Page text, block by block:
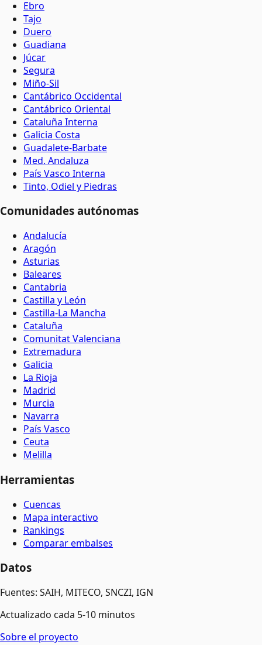
Ebro
Tajo
Duero
Guadiana
Júcar
Segura
Miño-Sil
Cantábrico Occidental
Cantábrico Oriental
Cataluña Interna
Galicia Costa
Guadalete-Barbate
Med. Andaluza
País Vasco Interna
Tinto, Odiel y Piedras
Comunidades autónomas
Andalucía
Aragón
Asturias
Baleares
Cantabria
Castilla y León
Castilla-La Mancha
Cataluña
Comunitat Valenciana
Extremadura
Galicia
La Rioja
Madrid
Murcia
Navarra
País Vasco
Ceuta
Melilla
Herramientas
Cuencas
Mapa interactivo
Rankings
Comparar embalses
Datos
Fuentes: SAIH, MITECO, SNCZI, IGN
Actualizado cada 5-10 minutos
Sobre el proyecto